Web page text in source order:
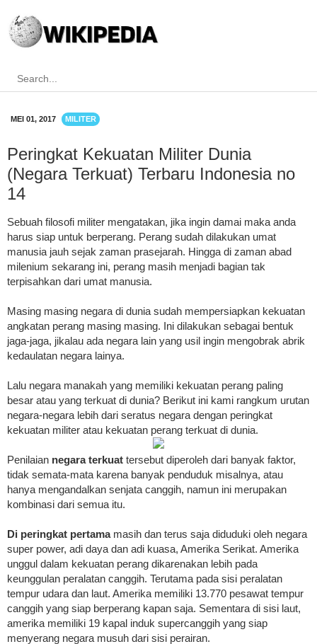
MEI 01, 2017 MILITER
Peringkat Kekuatan Militer Dunia
(Negara Terkuat) Terbaru Indonesia no
14
Sebuah filosofi militer mengatakan, jika ingin damai maka anda
harus siap untuk berperang. Perang sudah dilakukan umat
manusia jauh sejak zaman prasejarah. Hingga di zaman abad
milenium sekarang ini, perang masih menjadi bagian tak
terpisahkan dari umat manusia.
Masing masing negara di dunia sudah mempersiapkan kekuatan
angkatan perang masing masing. Ini dilakukan sebagai bentuk
jaga-jaga, jikalau ada negara lain yang usil ingin mengobrak abrik
kedaulatan negara lainya.
Lalu negara manakah yang memiliki kekuatan perang paling
besar atau yang terkuat di dunia? Berikut ini kami rangkum urutan
negara-negara lebih dari seratus negara dengan peringkat
kekuatan militer atau kekuatan perang terkuat di dunia.
Penilaian negara terkuat tersebut diperoleh dari banyak faktor,
tidak semata-mata karena banyak penduduk misalnya, atau
hanya mengandalkan senjata canggih, namun ini merupakan
kombinasi dari semua itu.
Di peringkat pertamamasih dan terus saja diduduki oleh negara
super power, adi daya dan adi kuasa, Amerika Serikat. Amerika
unggul dalam kekuatan perang dikarenakan lebih pada
keunggulan peralatan canggih. Terutama pada sisi peralatan
tempur udara dan laut. Amerika memiliki 13.770 pesawat tempur
canggih yang siap berperang kapan saja. Sementara di sisi laut,
amerika memiliki 19 kapal induk supercanggih yang siap
menyerang negara musuh dari sisi perairan.